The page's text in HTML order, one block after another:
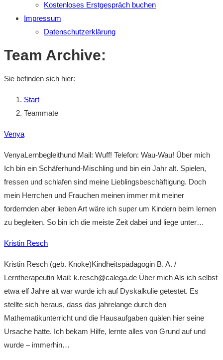
Kostenloses Erstgespräch buchen
Impressum
Datenschutzerklärung
Team Archive:
Sie befinden sich hier:
Start
Teammate
Venya
VenyaLernbegleithund Mail: Wuff! Telefon: Wau-Wau! Über mich
Ich bin ein Schäferhund-Mischling und bin ein Jahr alt. Spielen,
fressen und schlafen sind meine Lieblingsbeschäftigung. Doch
mein Herrchen und Frauchen meinen immer mit meiner
fordernden aber lieben Art wäre ich super um Kindern beim lernen
zu begleiten. So bin ich die meiste Zeit dabei und liege unter…
Kristin Resch
Kristin Resch (geb. Knoke)Kindheitspädagogin B. A. /
Lerntherapeutin Mail: k.resch@calega.de Über mich Als ich selbst
etwa elf Jahre alt war wurde ich auf Dyskalkulie getestet. Es
stellte sich heraus, dass das jahrelange durch den
Mathematikunterricht und die Hausaufgaben quälen hier seine
Ursache hatte. Ich bekam Hilfe, lernte alles von Grund auf und
wurde – immerhin…